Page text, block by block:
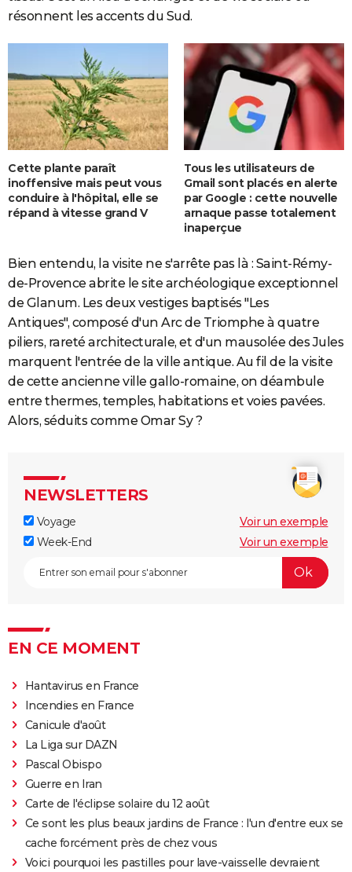
résonnent les accents du Sud.
Cette plante paraît
inoffensive mais peut vous
conduire à l'hôpital, elle se
répand à vitesse grand V
Tous les utilisateurs de
Gmail sont placés en alerte
par Google : cette nouvelle
arnaque passe totalement
inaperçue
Bien entendu, la visite ne s'arrête pas là : Saint-Rémy-
de-Provence abrite le site archéologique exceptionnel
de Glanum. Les deux vestiges baptisés "Les
Antiques", composé d'un Arc de Triomphe à quatre
piliers, rareté architecturale, et d'un mausolée des Jules
marquent l'entrée de la ville antique. Au fil de la visite
de cette ancienne ville gallo-romaine, on déambule
entre thermes, temples, habitations et voies pavées.
Alors, séduits comme Omar Sy ?
NEWSLETTERS
Voyage
Voir un exemple
Week-End
Voir un exemple
EN CE MOMENT
Hantavirus en France
Incendies en France
Canicule d'août
La Liga sur DAZN
Pascal Obispo
Guerre en Iran
Carte de l'éclipse solaire du 12 août
Ce sont les plus beaux jardins de France : l'un d'entre eux se
cache forcément près de chez vous
Voici pourquoi les pastilles pour lave-vaisselle devraient